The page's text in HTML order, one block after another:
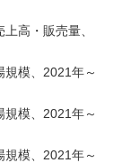
高・販売量、
模、2021年～
模、2021年～
模、2021年～